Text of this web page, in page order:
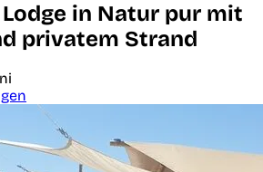
in Natur pur mit
privatem Strand